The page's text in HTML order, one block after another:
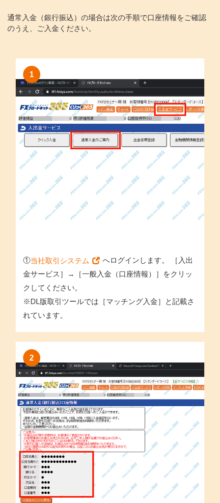
通常入金（銀行振込）の場合は次の手順で口座情報をご確認
のうえ、ご入金ください。
1
①当社取引システム
へログインします。 ［入出
金サービス］→［一般入金（口座情報）］をクリッ
クしてください。
※DL版取引ツールでは［マッチング入金］と記載さ
れています。
2